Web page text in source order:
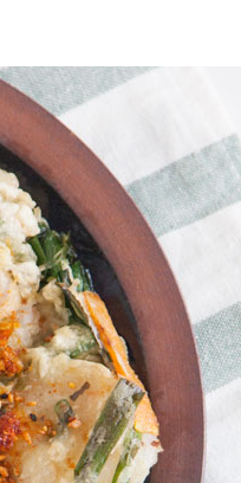
・ドレッシング
鷹の爪